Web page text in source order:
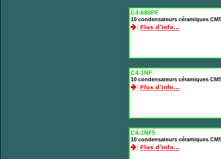
C4-680PF
10 condensateurs céramiques
C4-1NF
10 condensateurs céramiques
C4-1NF5
10 condensateurs céramiques